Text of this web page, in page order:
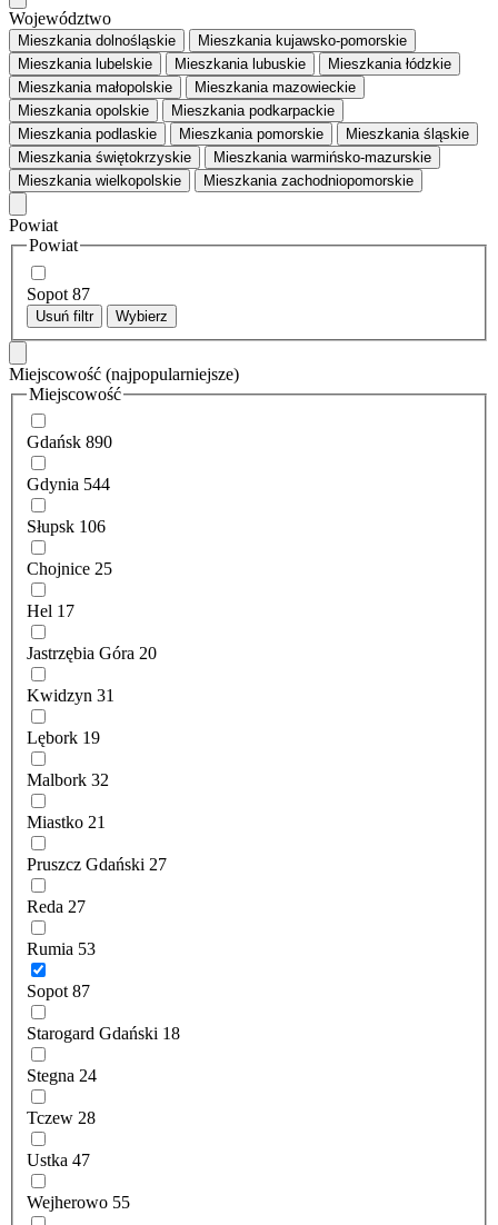
Województwo
Mieszkania dolnośląskie
Mieszkania kujawsko-pomorskie
Mieszkania lubelskie
Mieszkania lubuskie
Mieszkania łódzkie
Mieszkania małopolskie
Mieszkania mazowieckie
Mieszkania opolskie
Mieszkania podkarpackie
Mieszkania podlaskie
Mieszkania pomorskie
Mieszkania śląskie
Mieszkania świętokrzyskie
Mieszkania warmińsko-mazurskie
Mieszkania wielkopolskie
Mieszkania zachodniopomorskie
Powiat
Powiat
Sopot 87
Usuń filtr Wybierz
Miejscowość (najpopularniejsze)
Miejscowość
Gdańsk 890
Gdynia 544
Słupsk 106
Chojnice 25
Hel 17
Jastrzębia Góra 20
Kwidzyn 31
Lębork 19
Malbork 32
Miastko 21
Pruszcz Gdański 27
Reda 27
Rumia 53
Sopot 87
Starogard Gdański 18
Stegna 24
Tczew 28
Ustka 47
Wejherowo 55